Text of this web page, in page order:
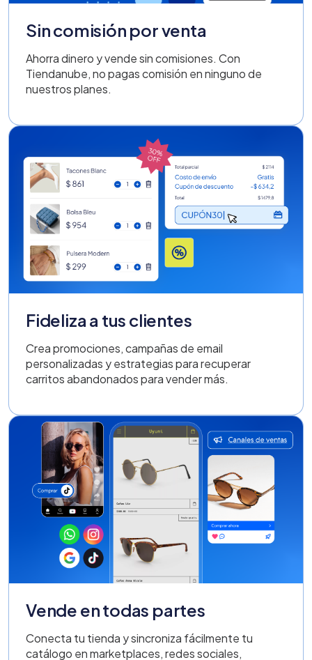
Sin comisión por venta
Ahorra dinero y vende sin comisiones. Con
Tiendanube, no pagas comisión en ninguno de
nuestros planes.
Fideliza a tus clientes
Crea promociones, campañas de email
personalizadas y estrategias para recuperar
carritos abandonados para vender más.
Vende en todas partes
Conecta tu tienda y sincroniza fácilmente tu
catálogo en marketplaces, redes sociales,